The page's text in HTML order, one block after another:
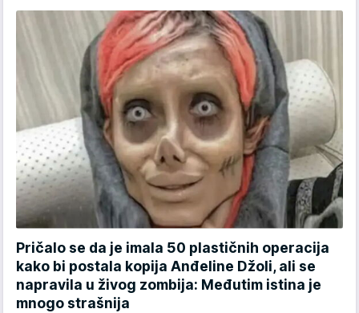
Pričalo se da je imala 50 plastičnih operacija
kako bi postala kopija Anđeline Džoli, ali se
napravila u živog zombija: Međutim istina je
mnogo strašnija